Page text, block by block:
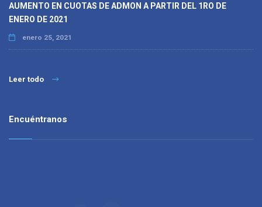
AUMENTO EN CUOTAS DE ADMON A PARTIR DEL 1RO DE
ENERO DE 2021
enero 25, 2021
Leer todo
Encuéntranos